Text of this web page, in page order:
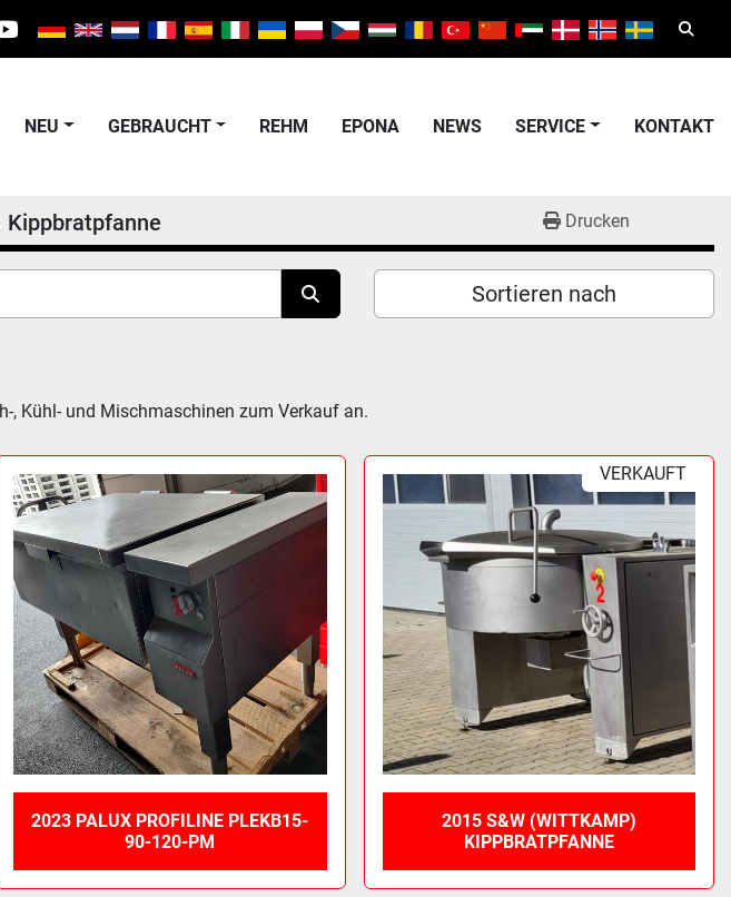
youtube Suche
NEU GEBRAUCHT NEWS
REHM EPONA SERVICE KONTAKT
Kippbratpfanne Drucken
Sortieren nach
, Kühl- und Mischmaschinen zum Verkauf an.
2023 PALUX PROFILINE PLEKB15-
90-120-PM
VERKAUFT
2015 S&W (WITTKAMP)
KIPPBRATPFANNE